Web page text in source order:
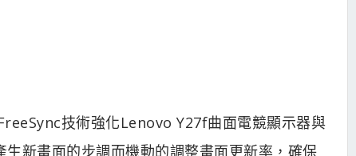
技術強化Lenovo Y27f曲面電競顯示器與
新畫面的步調而機動的調整畫面更新率，確保